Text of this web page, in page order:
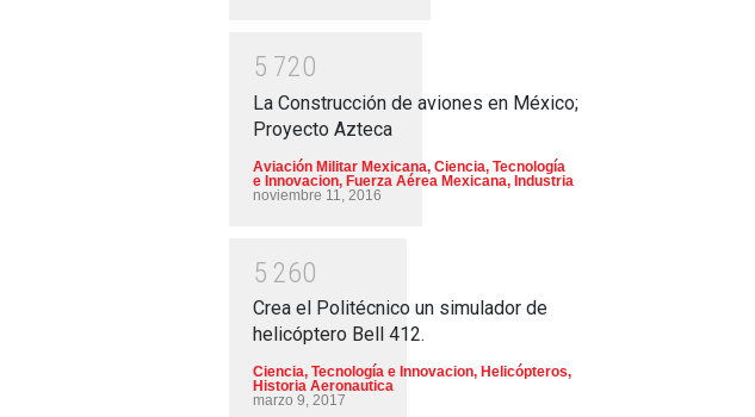
5 720
La Construcción de aviones en México;
Proyecto Azteca
Aviación Militar Mexicana, Ciencia, Tecnología
e Innovacion, Fuerza Aérea Mexicana, Industria
noviembre 11, 2016
5 260
Crea el Politécnico un simulador de
helicóptero Bell 412.
Ciencia, Tecnología e Innovacion, Helicópteros,
Historia Aeronautica
marzo 9, 2017